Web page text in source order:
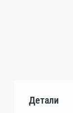
Детали